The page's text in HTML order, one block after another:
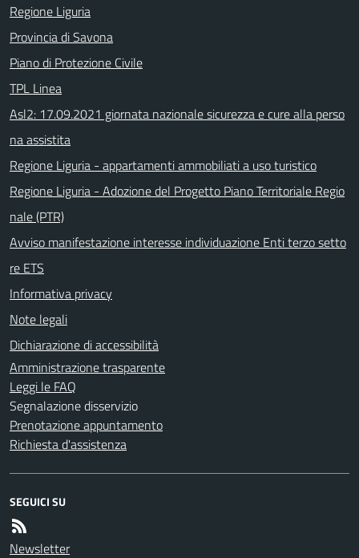
Regione Liguria
Provincia di Savona
Piano di Protezione Civile
TPL Linea
Asl2: 17.09.2021 giornata nazionale sicurezza e cure alla perso
na assistita
Regione Liguria - appartamenti ammobiliati a uso turistico
Regione Liguria - Adozione del Progetto Piano Territoriale Regio
nale (PTR)
Avviso manifestazione interesse individuazione Enti terzo setto
re ETS
Informativa privacy
Note legali
Dichiarazione di accessibilità
Amministrazione trasparente
Leggi le FAQ
Segnalazione disservizio
Prenotazione appuntamento
Richiesta d'assistenza
SEGUICI SU
Newsletter